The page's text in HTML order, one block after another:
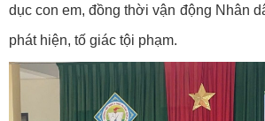
dục con em, đồng thời vận động Nhân
phát hiện, tố giác tội phạm.